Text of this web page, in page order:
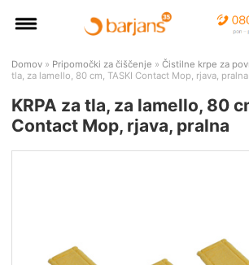
Domov » Pripomočki za čiščenje » Čistilne krpe za
tla, za lamello, 80 cm, TASKI Contact Mop, rjava, pralna
KRPA za tla, za lamello, 80
Contact Mop, rjava, pralna